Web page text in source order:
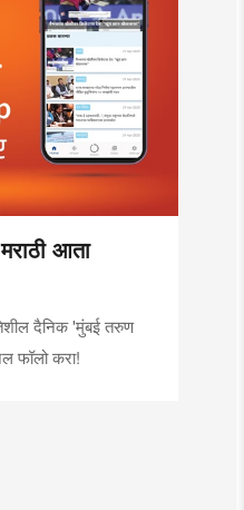
आता
दैनिक 'मुंबई तरुण
फॉलो करा!